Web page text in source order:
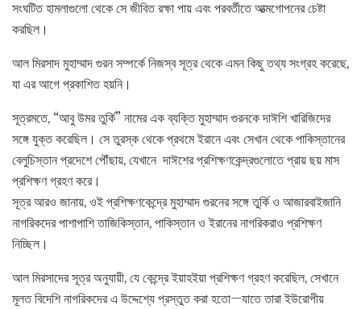
সংঘটিত হামলাগুলো থেকে সে জীবিত রক্ষা পায় এবং পরবর্তীতে আত্মগোপনের চেষ্টা
করছিল।
আল মিরসাদ মুহাম্মাদ গুরন সম্পর্কে নিজস্ব সূত্র থেকে এমন কিছু তথ্য সংগ্রহ করেছে,
যা এর আগে প্রকাশিত হয়নি।
সূত্রমতে, “আবু উমর তুর্কি” নামের এক ব্যক্তি মুহাম্মাদ গুরনকে দাঈশি খারিজিদের
সঙ্গে যুক্ত করেছিল। সে তুরস্ক থেকে প্রথমে ইরানে এবং সেখান থেকে পাকিস্তানের
বেলুচিস্তান প্রদেশে পৌঁছায়, যেখানে দাঈশের প্রশিক্ষণকেন্দ্রগুলোতে প্রায় ছয় মাস
প্রশিক্ষণ গ্রহণ করে।
সূত্র আরও জানায়, ওই প্রশিক্ষণকেন্দ্রে মুহাম্মাদ গুরনের সঙ্গে তুর্কি ও আজারবাইজানি
নাগরিকদের পাশাপাশি তাজিকিস্তান, পাকিস্তান ও ইরানের নাগরিকরাও প্রশিক্ষণ
নিচ্ছিল।
আল মিরসাদের সূত্র অনুযায়ী, যে কেন্দ্রে ইয়াহইয়া প্রশিক্ষণ গ্রহণ করেছিল, সেখানে
মূলত বিদেশি নাগরিকদের এ উদ্দেশ্যে প্রস্তুত করা হতো—যাতে তারা ইউরোপীয়